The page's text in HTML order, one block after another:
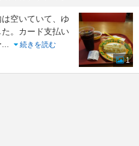
空いていて、ゆ
。カード支払い
...
続きを読む
1